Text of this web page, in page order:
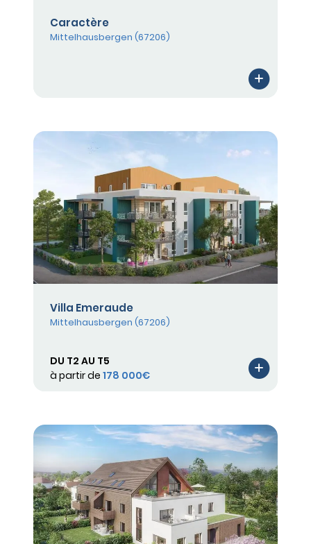
Caractère
Mittelhausbergen (67206)
Villa Emeraude
Mittelhausbergen (67206)
DU T2 AU T5
à partir de 178 000€